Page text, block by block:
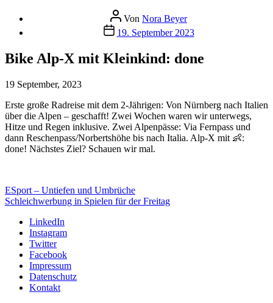
Beitragsautor
Von Nora Beyer
Beitragsdatum
19. September 2023
Bike Alp-X mit Kleinkind: done
19 September, 2023
Erste große Radreise mit dem 2-Jährigen: Von Nürnberg nach Italien
über die Alpen – geschafft! Zwei Wochen waren wir unterwegs,
Hitze und Regen inklusive. Zwei Alpenpässe: Via Fernpass und
dann Reschenpass/Norbertshöhe bis nach Italia. Alp-X mit 👶:
done! Nächstes Ziel? Schauen wir mal.
ESport – Untiefen und Umbrüche
Schleichwerbung in Spielen für der Freitag
LinkedIn
Instagram
Twitter
Facebook
Impressum
Datenschutz
Kontakt